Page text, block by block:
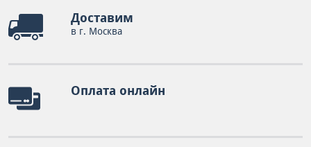
Доставим
в г. Москва
Оплата онлайн